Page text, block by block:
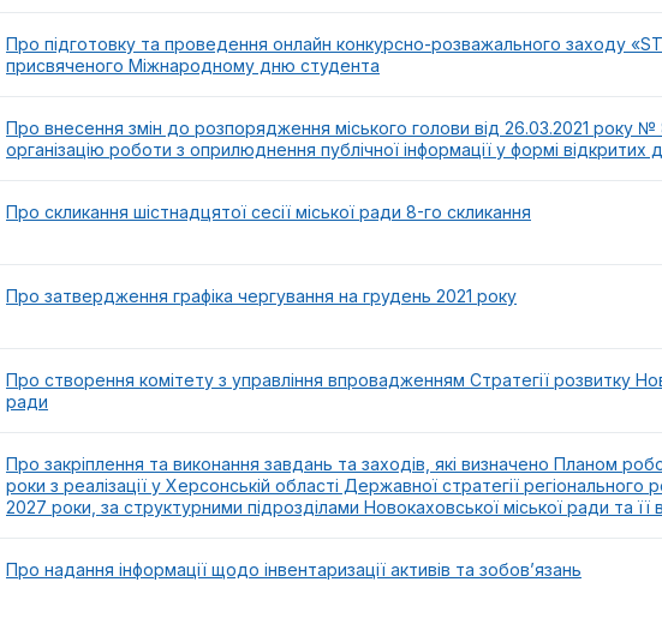
Про підготовку та проведення онлайн конкурсно-розважального заходу
присвяченого Міжнародному дню студента
Про внесення змін до розпорядження міського голови від 26.03.2021 року
організацію роботи з оприлюднення публічної інформації у формі відкритих
Про скликання шістнадцятої сесії міської ради 8-го скликання
Про затвердження графіка чергування на грудень 2021 року
Про створення комітету з управління впровадженням Стратегії розвитку
ради
Про закріплення та виконання завдань та заходів, які визначено Планом
роки з реалізації у Херсонській області Державної стратегії регіонального
2027 роки, за структурними підрозділами Новокаховської міської ради та її
Про надання інформації щодо інвентаризації активів та зобов’язань